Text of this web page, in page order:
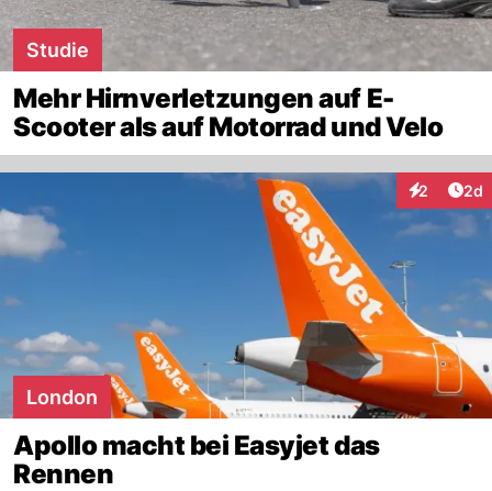
Studie
Mehr Hirnverletzungen auf E-
Scooter als auf Motorrad und Velo
2 2d
London
Apollo macht bei Easyjet das
Rennen